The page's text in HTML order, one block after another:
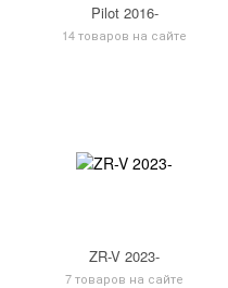
Pilot 2016-
14 товаров на сайте
ZR-V 2023-
7 товаров на сайте